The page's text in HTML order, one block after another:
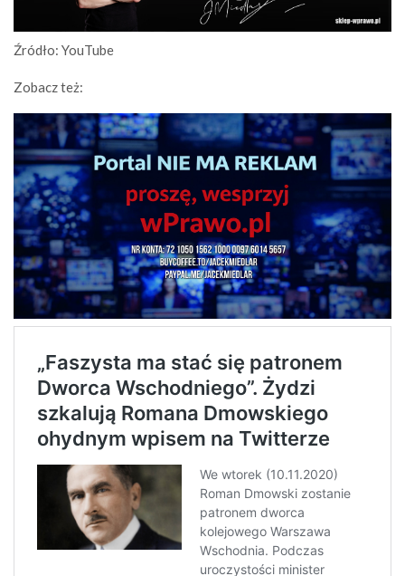
Źródło: YouTube
Zobacz też: